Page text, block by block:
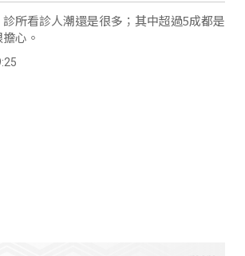
所看診人潮還是很多；其中超過5成都是
心。